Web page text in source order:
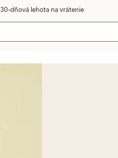
30-dňová lehota na vrátenie